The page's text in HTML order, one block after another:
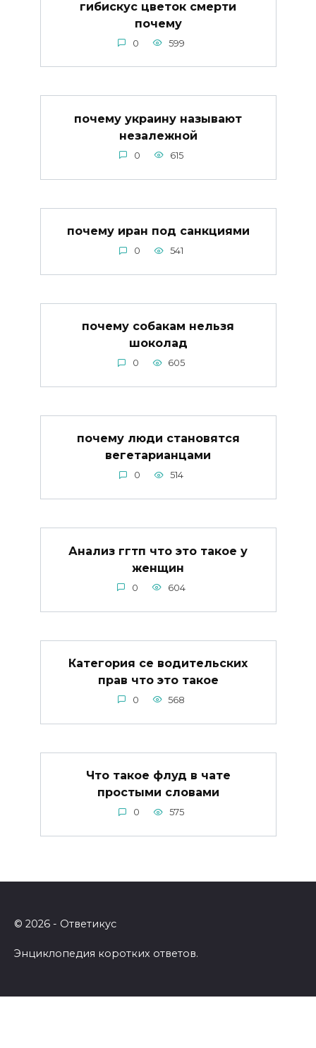
гибискус цветок смерти
почему
0 599
почему украину называют
незалежной
0 615
почему иран под санкциями
0 541
почему собакам нельзя
шоколад
0 605
почему люди становятся
вегетарианцами
0 514
Анализ ггтп что это такое у
женщин
0 604
Категория се водительских
прав что это такое
0 568
Что такое флуд в чате
простыми словами
0 575
© 2026 - Ответикус
Энциклопедия коротких ответов.